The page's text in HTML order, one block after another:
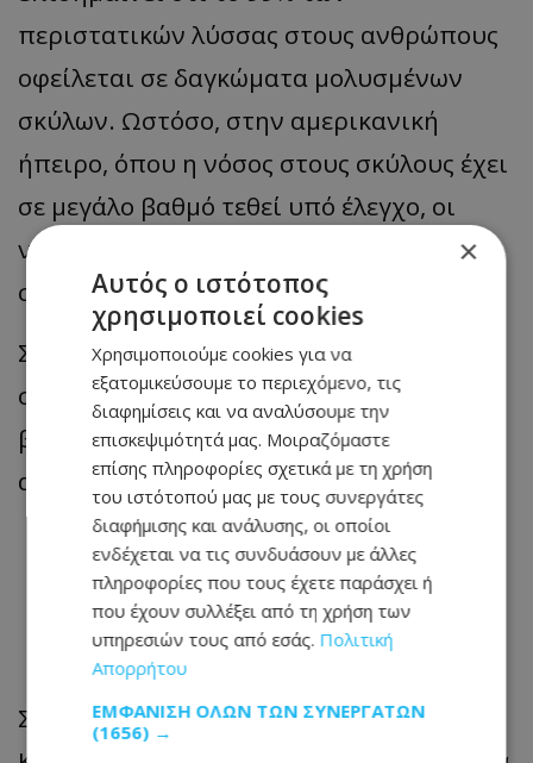
περιστατικών λύσσας στους ανθρώπους
οφείλεται σε δαγκώματα μολυσμένων
σκύλων. Ωστόσο, στην αμερικανική
ήπειρο, όπου η νόσος στους σκύλους έχει
σε μεγάλο βαθμό τεθεί υπό έλεγχο, οι
νυχτερίδες αποτελούν πλέον τη
σημαντικότερη πηγή μετάδοσης του ιού.
Στον Καναδά, εκτός από τις νυχτερίδες,
συχνοί φορείς του ιού είναι επίσης οι
βρωμοκούναβοι (skunks) και οι
αλεπούδες.
Τα συμπτώματα μπορεί να
εμφανιστούν ακόμη και
μήνες μετά
Σύμφωνα με την Eθνική Ένωση
×
Αυτός ο ιστότοπος
χρησιμοποιεί cookies
Χρησιμοποιούμε cookies για να
εξατομικεύσουμε το περιεχόμενο, τις
διαφημίσεις και να αναλύσουμε την
επισκεψιμότητά μας. Μοιραζόμαστε
επίσης πληροφορίες σχετικά με τη χρήση
του ιστότοπού μας με τους συνεργάτες
διαφήμισης και ανάλυσης, οι οποίοι
ενδέχεται να τις συνδυάσουν με άλλες
πληροφορίες που τους έχετε παράσχει ή
που έχουν συλλέξει από τη χρήση των
υπηρεσιών τους από εσάς. Πολιτική
Απορρήτου
ΕΜΦΆΝΙΣΗ ΌΛΩΝ ΤΩΝ ΣΥΝΕΡΓΑΤΏΝ
(1656) →